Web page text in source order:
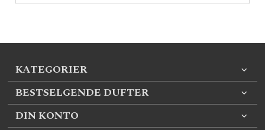
KATEGORIER
BESTSELGENDE DUFTER
DIN KONTO